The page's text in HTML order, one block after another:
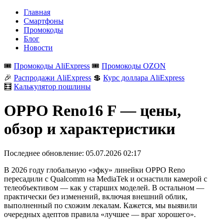
Главная
Смартфоны
Промокоды
Блог
Новости
🎟️ Промокоды AliExpress 🎟️ Промокоды OZON
🎉 Распродажи AliExpress 💲 Курс доллара AliExpress
🧮 Калькулятор пошлины
OPPO Reno16 F — цены,
обзор и характеристики
Последнее обновление: 05.07.2026 02:17
В 2026 году глобальную «эфку» линейки OPPO Reno
пересадили с Qualcomm на MediaTek и оснастили камерой с
телеобъективом — как у старших моделей. В остальном —
практически без изменений, включая внешний облик,
выполненный по схожим лекалам. Кажется, мы выявили
очередных адептов правила «лучшее — враг хорошего».